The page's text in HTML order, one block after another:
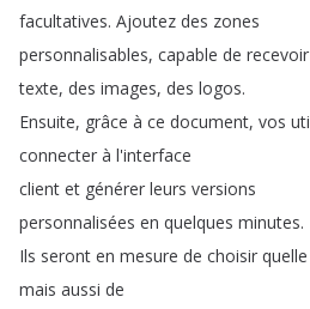
facultatives. Ajoutez des zones
personnalisables, capable de recevoir
texte, des images, des logos.
Ensuite, grâce à ce document, vos
connecter à l'interface
client et générer leurs versions
personnalisées en quelques minutes.
Ils seront en mesure de choisir quelle
mais aussi de